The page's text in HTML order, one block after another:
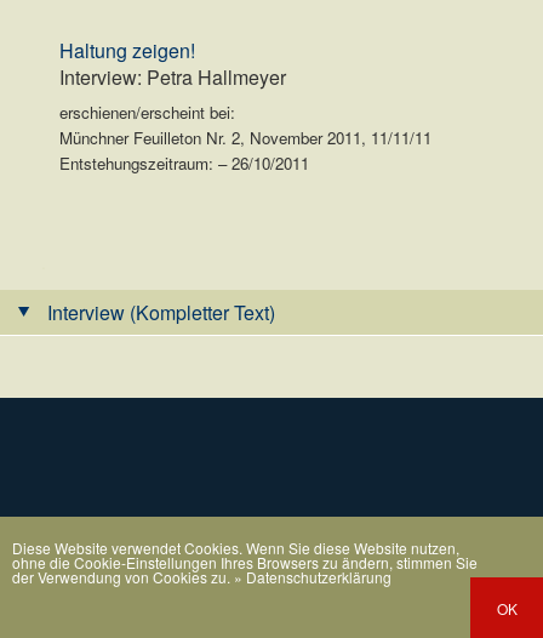
Haltung zeigen!
Interview: Petra Hallmeyer
erschienen/erscheint bei:
Münchner Feuilleton Nr. 2, November 2011, 11/11/11
Entstehungszeitraum: – 26/10/2011
Interview (Kompletter Text)
Diese Website verwendet Cookies. Wenn Sie diese Website nutzen,
ohne die Cookie-Einstellungen Ihres Browsers zu ändern, stimmen Sie
der Verwendung von Cookies zu. » Datenschutzerklärung
OK